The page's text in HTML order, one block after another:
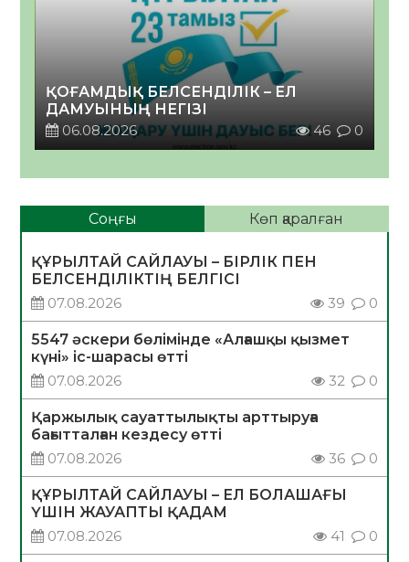
ҚОҒАМДЫҚ БЕЛСЕНДІЛІК – ЕЛ
ДАМУЫНЫҢ НЕГІЗІ
06.08.2026
46 0
Соңғы Көп қаралған
ҚҰРЫЛТАЙ САЙЛАУЫ – БІРЛІК ПЕН
БЕЛСЕНДІЛІКТІҢ БЕЛГІСІ
07.08.2026
39 0
5547 әскери бөлімінде «Алғашқы қызмет
күні» іс-шарасы өтті
07.08.2026
32 0
Қаржылық сауаттылықты арттыруға
бағытталған кездесу өтті
07.08.2026
36 0
ҚҰРЫЛТАЙ САЙЛАУЫ – ЕЛ БОЛАШАҒЫ
ҮШІН ЖАУАПТЫ ҚАДАМ
07.08.2026
41 0